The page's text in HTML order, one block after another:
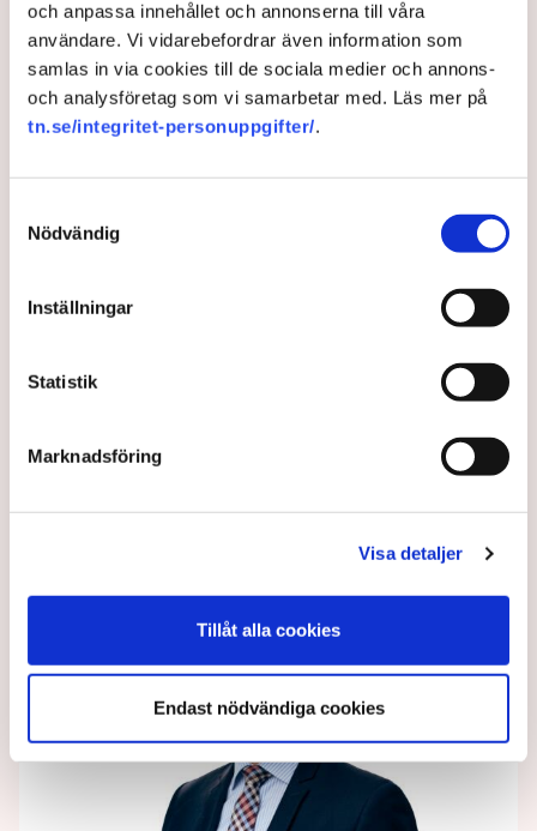
och anpassa innehållet och annonserna till våra
användare. Vi vidarebefordrar även information som
samlas in via cookies till de sociala medier och annons-
och analysföretag som vi samarbetar med. Läs mer på
tn.se/integritet-personuppgifter/.
Nödvändig
Inställningar
Statistik
Marknadsföring
Visa detaljer
Tillåt alla cookies
Endast nödvändiga cookies
Expert: Bensinpriset kan rusa
tio procent i mars
Bensinpriset i Sverige stiger efter helgens attacker i
Mellanöstern. Priset vid pump kan rusa 10 procent